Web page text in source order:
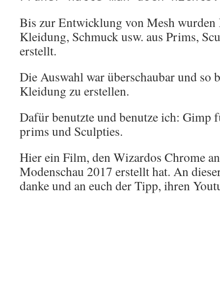
Bis zur Entwicklung von Mesh wurden
Kleidung, Schmuck usw. aus Prims,
erstellt.
Die Auswahl war überschaubar und so
Kleidung zu erstellen.
Dafür benutzte und benutze ich: Gimp
prims und Sculpties.
Hier ein Film, den Wizardos Chrome
Modenschau 2017 erstellt hat. An
danke und an euch der Tipp, ihren